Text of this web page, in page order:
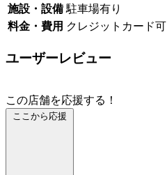
施設・設備 駐車場有り
料金・費用 クレジットカード可
ユーザーレビュー
この店舗を応援する！
ここから応援